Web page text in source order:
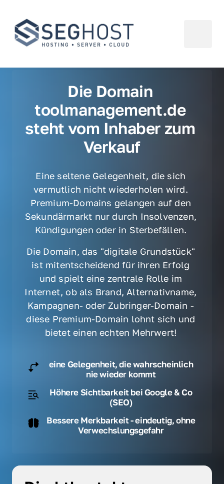
Die Domain
toolmanagement.de
steht vom Inhaber zum
Verkauf
Eine seltene Gelegenheit, die sich
vermutlich nicht wiederholen wird.
Premium-Domains gelangen auf den
Sekundärmarkt nur durch Insolvenzen,
Kündigungen oder in Sterbefällen.
Die Domain, das "digitale Grundstück"
ist mitentscheidend für ihren Erfolg
und spielt eine zentrale Rolle im
Internet, ob als Brand, Alternativname,
Kampagnen- oder Zubringer-Domain -
diese Premium-Domain lohnt sich und
bietet einen echten Mehrwert!
eine Gelegenheit, die wahrscheinlich
nie wieder kommt
Höhere Sichtbarkeit bei Google & Co
(SEO)
Bessere Merkbarkeit - eindeutig, ohne
Verwechslungsgefahr